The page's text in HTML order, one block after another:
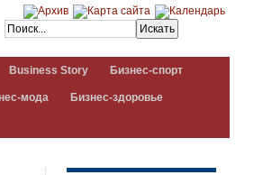
Business Story Бизнес-спорт
мода Бизнес-здоровье